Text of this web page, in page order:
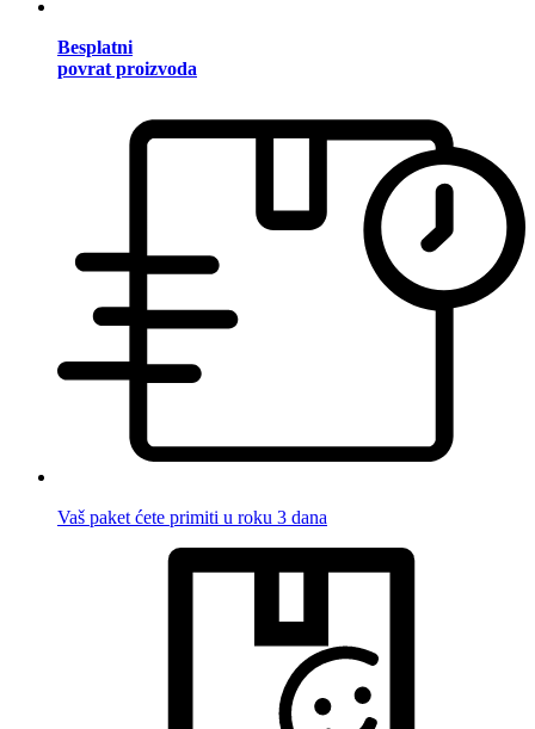
Besplatni
povrat proizvoda
Vaš paket ćete primiti u roku 3 dana